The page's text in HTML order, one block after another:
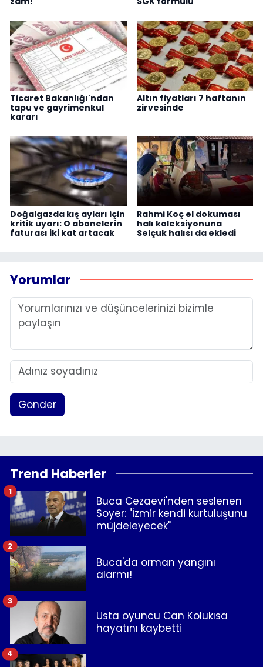
Ticaret Bakanlığı'ndan
tapu ve gayrimenkul
kararı
Altın fiyatları 7 haftanın
zirvesinde
Doğalgazda kış ayları için
kritik uyarı: O abonelerin
faturası iki kat artacak
Rahmi Koç el dokuması
halı koleksiyonuna
Selçuk halısı da ekledi
Yorumlar
Gönder
Trend Haberler
Buca Cezaevi'nden seslenen
Soyer: "İzmir kendi kurtuluşunu
müjdeleyecek"
1
Buca'da orman yangını
alarmı!
2
Usta oyuncu Can Kolukısa
hayatını kaybetti
3
4